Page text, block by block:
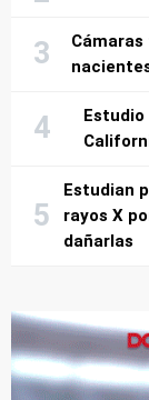
Estudian
rayos X
dañarlas